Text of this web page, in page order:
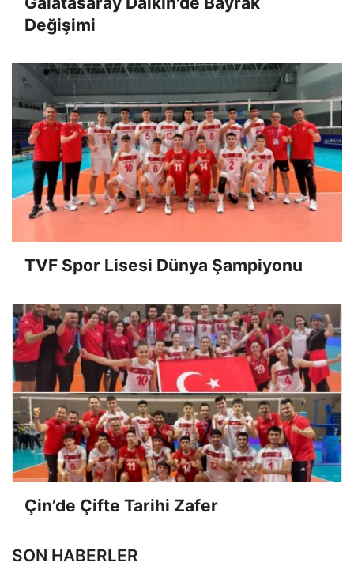
Değişimi
TVF Spor Lisesi Dünya Şampiyonu
Çin’de Çifte Tarihi Zafer
SON HABERLER